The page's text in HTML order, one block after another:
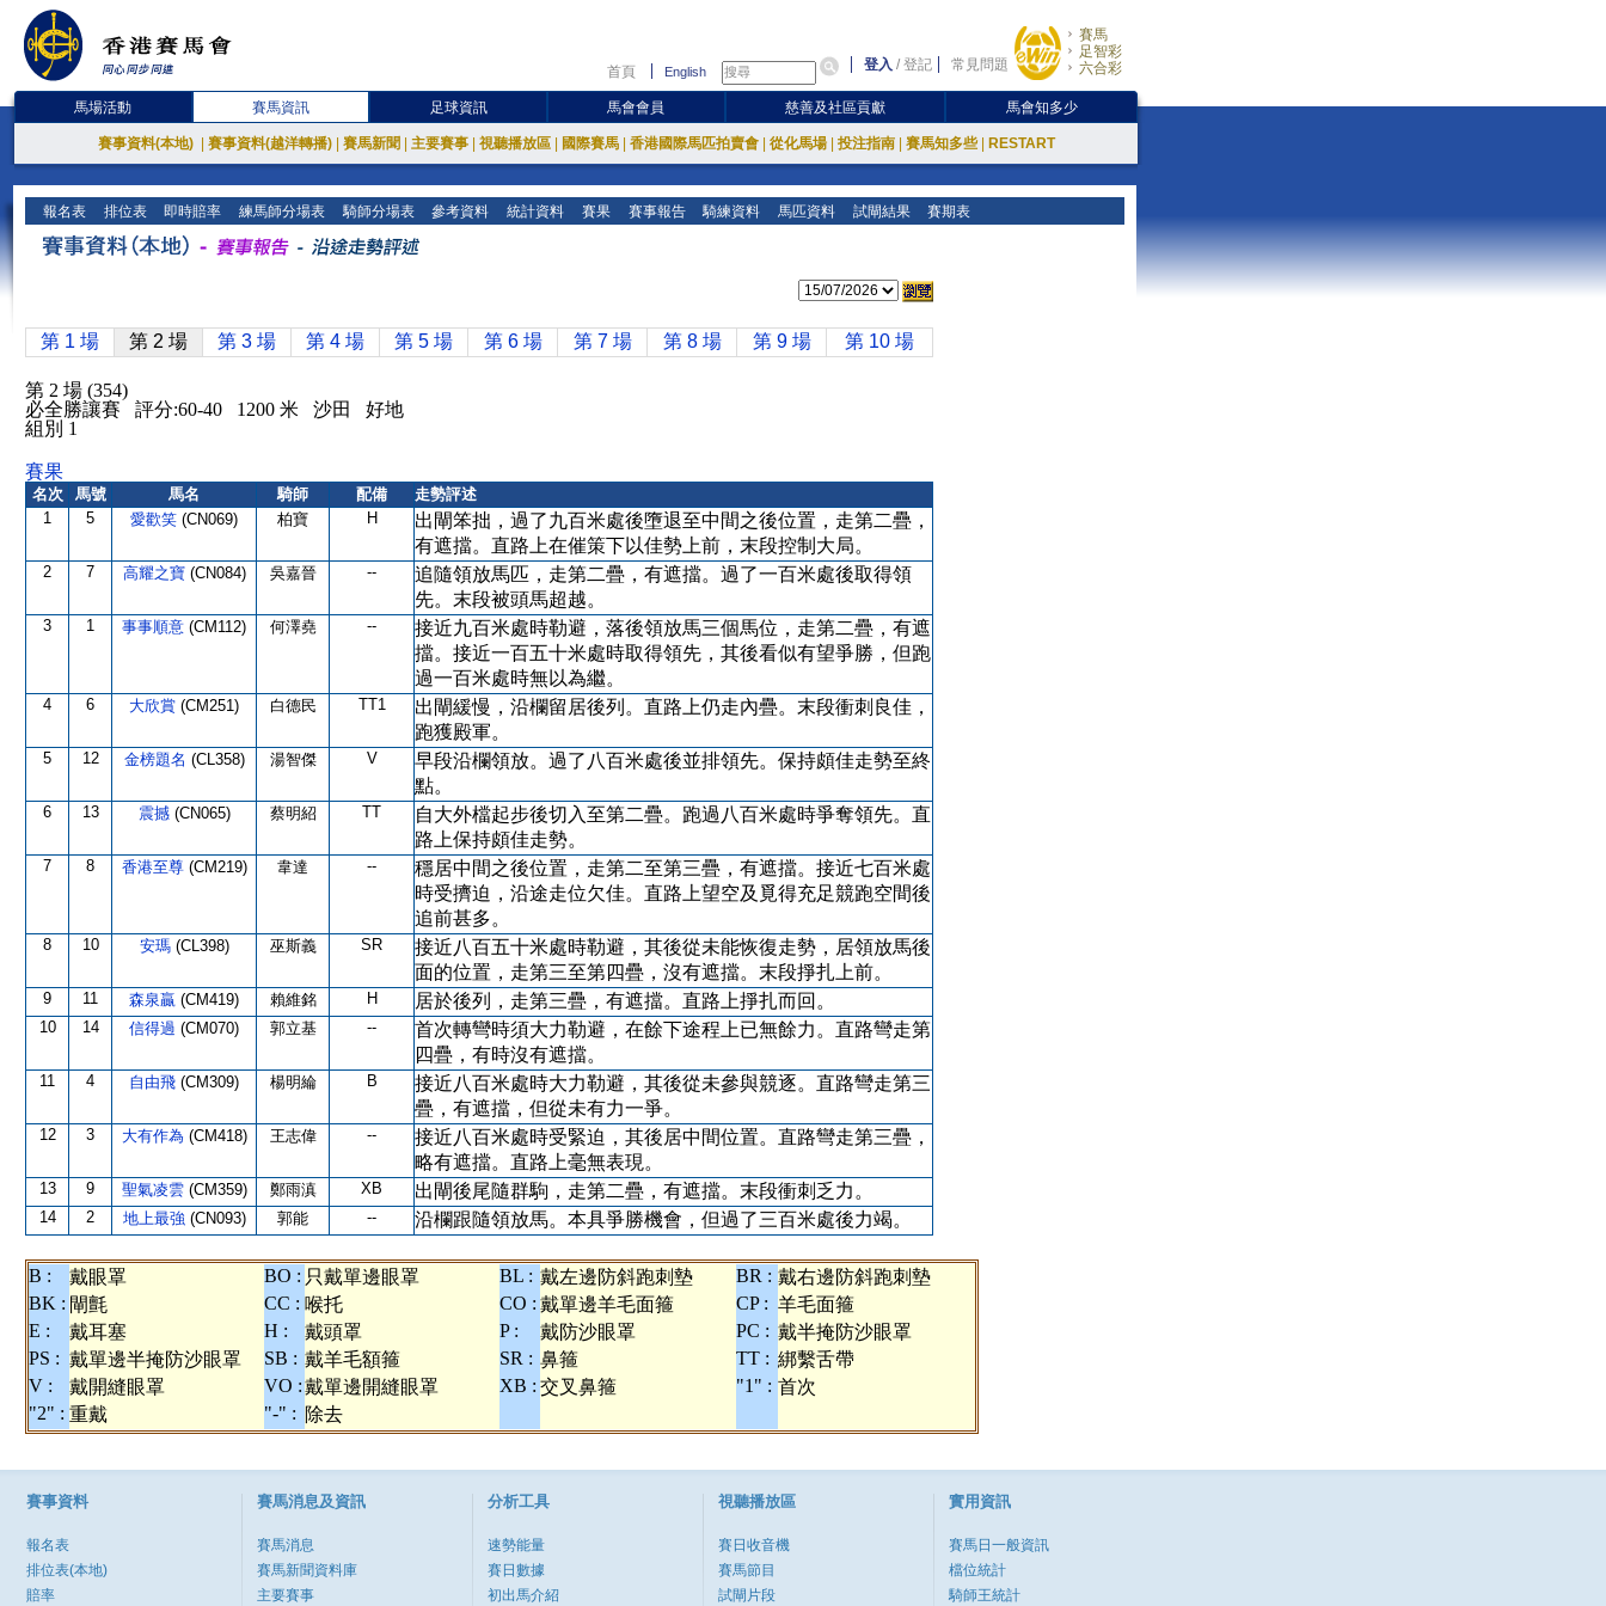
首頁 English 登入 /登記 常見問題
賽馬
足智彩
六合彩
馬場活動 賽馬資訊 足球資訊 馬會會員 慈善及社區貢獻 馬會知多少
賽事資料(本地) 賽事資料(越洋轉播) 賽馬新聞 主要賽事 視聽播放區 國際賽馬 香港國際馬匹拍賣會 從化馬場 投注指南 賽馬知多些 RESTART
報名表 排位表 即時賠率 練馬師分場表 騎師分場表 參考資料 統計資料 賽果 賽事報告 騎練資料 馬匹資料 試閘結果 賽期表
第 1 場 第 2 場 第 3 場 第 4 場 第 5 場 第 6 場 第 7 場 第 8 場 第 9 場 第 10 場
第 2 場 (354)
必全勝讓賽 評分:60-40 1200 米 沙田 好地
組別 1
賽果
名次 馬號 馬名 騎師 配備
走勢評述
1
5 愛歡笑 (CN069) 柏寶 H
出閘笨拙，過了九百米處後墮退至中間之後位置，走第二疊，
有遮擋。直路上在催策下以佳勢上前，末段控制大局。
2 7 高耀之寶 (CN084) 吳嘉晉 --
追隨領放馬匹，走第二疊，有遮擋。過了一百米處後取得領
先。末段被頭馬超越。
3 1 事事順意 (CM112) 何澤堯 --
接近九百米處時勒避，落後領放馬三個馬位，走第二疊，有遮
擋。接近一百五十米處時取得領先，其後看似有望爭勝，但跑
過一百米處時無以為繼。
4 6 大欣賞 (CM251) 白德民 TT1
出閘緩慢，沿欄留居後列。直路上仍走內疊。末段衝刺良佳，
跑獲殿軍。
5 12 金榜題名 (CL358) 湯智傑 V
早段沿欄領放。過了八百米處後並排領先。保持頗佳走勢至終
點。
6 13 震撼 (CN065) 蔡明紹 TT
自大外檔起步後切入至第二疊。跑過八百米處時爭奪領先。直
路上保持頗佳走勢。
7 8 香港至尊 (CM219) 韋達 --
穩居中間之後位置，走第二至第三疊，有遮擋。接近七百米處
時受擠迫，沿途走位欠佳。直路上望空及覓得充足競跑空間後
追前甚多。
8 10 安瑪 (CL398) 巫斯義 SR
接近八百五十米處時勒避，其後從未能恢復走勢，居領放馬後
面的位置，走第三至第四疊，沒有遮擋。末段掙扎上前。
9 11 森泉贏 (CM419) 賴維銘 H 居於後列，走第三疊，有遮擋。直路上掙扎而回。
10 14 信得過 (CM070) 郭立基 --
首次轉彎時須大力勒避，在餘下途程上已無餘力。直路彎走第
四疊，有時沒有遮擋。
11 4 自由飛 (CM309) 楊明綸 B
接近八百米處時大力勒避，其後從未參與競逐。直路彎走第三
疊，有遮擋，但從未有力一爭。
12 3 大有作為 (CM418) 王志偉 --
接近八百米處時受緊迫，其後居中間位置。直路彎走第三疊，
略有遮擋。直路上毫無表現。
13 9 聖氣凌雲 (CM359) 鄭雨滇 XB 出閘後尾隨群駒，走第二疊，有遮擋。末段衝刺乏力。
14 2 地上最強 (CN093) 郭能 -- 沿欄跟隨領放馬。本具爭勝機會，但過了三百米處後力竭。
B : 戴眼罩 BO : 只戴單邊眼罩 BL : 戴左邊防斜跑刺墊 BR : 戴右邊防斜跑刺墊
BK : 閘氈 CC : 喉托 CO : 戴單邊羊毛面箍 CP : 羊毛面箍
E :
戴耳塞 H : 戴頭罩 P : 戴防沙眼罩 PC : 戴半掩防沙眼罩
PS : 戴單邊半掩防沙眼罩 SB : 戴羊毛額箍 SR : 鼻箍 TT : 綁繫舌帶
V :
戴開縫眼罩 VO :戴單邊開縫眼罩 XB : 交叉鼻箍 "1" : 首次
"2" : 重戴 "-" : 除去
賽事資料
報名表
排位表(本地)
賠率
賽馬消息及資訊
賽馬消息
賽馬新聞資料庫
主要賽事
分析工具
速勢能量
賽日數據
初出馬介紹
視聽播放區
賽日收音機
賽馬節目
試閘片段
實用資訊
賽馬日一般資訊
檔位統計
騎師王統計